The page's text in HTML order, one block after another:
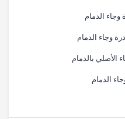
وجاء الدمام
وجاء الدمام
الأصلي بالدمام
الدمام